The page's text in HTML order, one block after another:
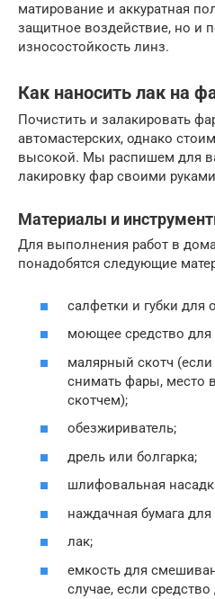
матирование и аккуратная
защитное воздействие, но и
износостойкость линз.
Как наносить лак на
Почистить и залакировать
автомастерских, однако
высокой. Мы распишем для
лакировку фар своими
Материалы и
Для выполнения работ в
понадобятся следующие
салфетки и губки для
моющее средство для
малярный скотч
снимать фары, место
скотчем);
обезжириватель;
дрель или болгарка;
шлифовальная
наждачная бумага
лак;
емкость для
случае, если